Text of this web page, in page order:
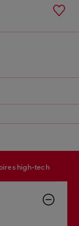
high-tech